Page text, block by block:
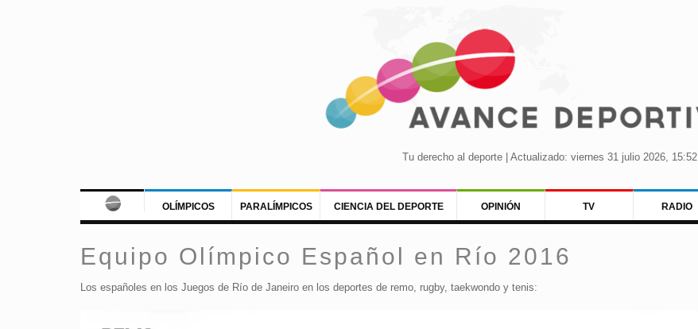
Tu derecho al deporte | Actualizado: viernes 31 julio 2026, 15:52
OLÍMPICOS PARALÍMPICOS CIENCIA DEL DEPORTE OPINIÓN TV RADIO
Equipo Olímpico Español en Río 2016
Los españoles en los Juegos de Río de Janeiro en los deportes de remo, rugby, taekwondo y tenis: